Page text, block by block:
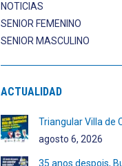
NOTICIAS
SENIOR FEMENINO
SENIOR MASCULINO
ACTUALIDAD
Triangular Villa de
agosto 6, 2026
35 anos despois,